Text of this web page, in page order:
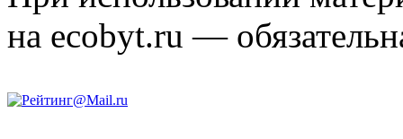
на ecobyt.ru —